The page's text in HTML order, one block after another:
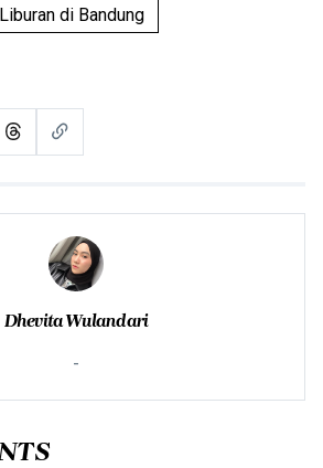
Liburan di Bandung
Dhevita Wulandari
-